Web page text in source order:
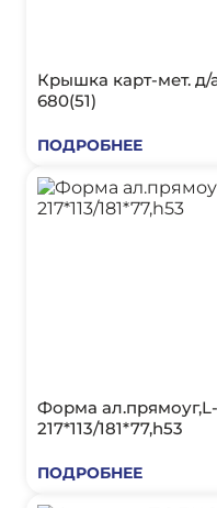
Крышка карт-мет.
680(51)
ПОДРОБНЕЕ
Форма
217*113/181*77,h53
ПОДРОБНЕЕ